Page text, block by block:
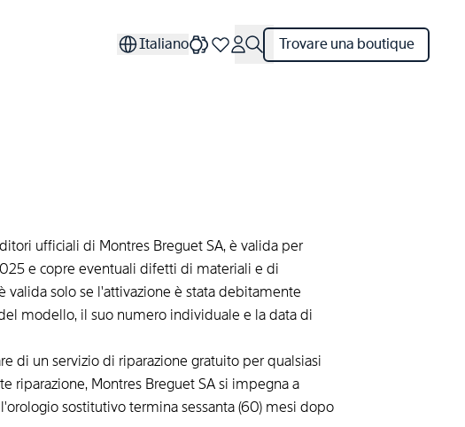
Italiano Trovare una boutique
ufficiali di Montres Breguet SA, è valida per
e copre eventuali difetti di materiali e di
valida solo se l'attivazione è stata debitamente
modello, il suo numero individuale e la data di
di un servizio di riparazione gratuito per qualsiasi
riparazione, Montres Breguet SA si impegna a
sostitutivo termina sessanta (60) mesi dopo